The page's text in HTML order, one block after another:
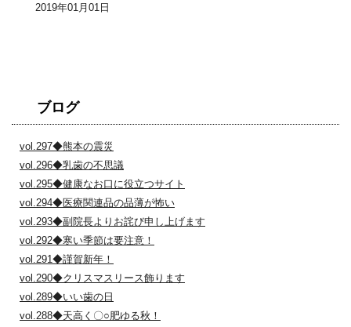
2019年01月01日
ブログ
vol.297◆熊本の震災
vol.296◆乳歯の不思議
vol.295◆健康なお口に役立つサイト
vol.294◆医療関連品の品薄が怖い
vol.293◆副院長よりお詫び申し上げます
vol.292◆寒い季節は要注意！
vol.291◆謹賀新年！
vol.290◆クリスマスリース飾ります
vol.289◆いい歯の日
vol.288◆天高く〇○肥ゆる秋！